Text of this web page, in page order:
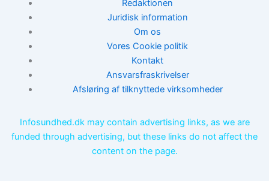
Redaktionen
Juridisk information
Om os
Vores Cookie politik
Kontakt
Ansvarsfraskrivelser
Afsløring af tilknyttede virksomheder
Infosundhed.dk may contain advertising links, as we are
funded through advertising, but these links do not affect the
content on the page.